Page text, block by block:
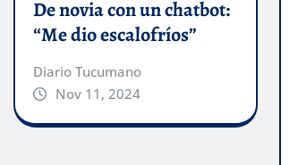
De novia con un chatbot:
“Me dio escalofríos”
Diario Tucumano
Nov 11, 2024